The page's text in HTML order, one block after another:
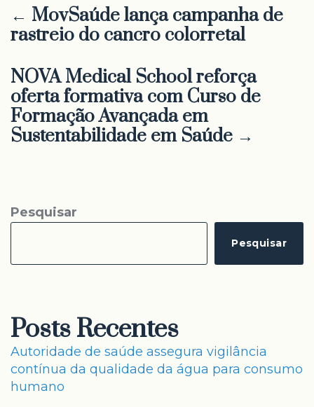
← MovSaúde lança campanha de
rastreio do cancro colorretal
NOVA Medical School reforça
oferta formativa com Curso de
Formação Avançada em
Sustentabilidade em Saúde →
Pesquisar
Pesquisar
Posts Recentes
Autoridade de saúde assegura vigilância
contínua da qualidade da água para consumo
humano